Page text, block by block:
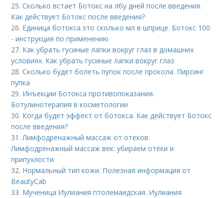
25.Сколько встает Ботокс на лбу дней после введения.
Как действует Ботокс после введения?
26. Единица ботокса это сколько мл в шприце. Ботокс 100
- инструкция по применению
27. Как убрать гусиные лапки вокруг глаз в домашних
условиях. Как убрать гусиные лапки вокруг глаз
28.Сколько будет болеть пупок после прокола. Пирсинг
пупка
29. Инъекции Ботокса противопоказания.
Ботулинотерапия в косметологии
30. Когда будет эффект от ботокса. Как действует Ботокс
после введения?
31.Лимфодренажный массаж от отеков.
Лимфодренажный массаж век: убираем отёки и
припухлости
32. Нормальный тип кожи. Полезная информация от
BeautyCab
33. Мученица Иулиания птолемаидская. Иулиания